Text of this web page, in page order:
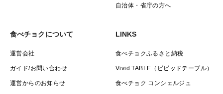
自治体・省庁の方へ
食べチョクについて
運営会社
ガイド/お問い合わせ
運営からのお知らせ
LINKS
食べチョクふるさと納税
Vivid TABLE（ビビッドテーブル）
食べチョク コンシェルジュ